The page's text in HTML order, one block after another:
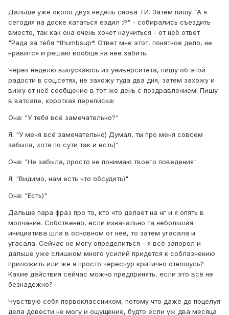
Дальше уже около двух недель снова ТИ. Затем пишу "А я
сегодня на доске кататься ездил :P" - собирались съездить
вместе, так как она очень хочет научиться - от неё ответ
"Рада за тебя *thumbsup*. Ответ мне этот, понятное дело, не
нравится и решаю вообще на неё забить.
Через неделю выпускаюсь из университета, пишу об этой
радости в соц.сетях, не захожу туда два дня, затем захожу и
вижу от неё сообщение в тот же день с поздравлением. Пишу
в ватсапе, короткая переписка:
Она: "У тебя всё замечательно?"
Я: "У меня всё замечательно) Думал, ты про меня совсем
забыла, хотя по сути так и есть)"
Она: "Не забыла, просто не понимаю твоего поведения"
Я: "Видимо, нам есть что обсудить)"
Она: "Есть)"
Дальше пара фраз про то, кто что делает на нг и я опять в
молчание. Собственно, если изначально та небольшая
инициатива шла в основном от неё, то затем угасала и
угасала. Сейчас не могу определиться - я всё запорол и
дальше уже слишком много усилий придется к соблазнению
приложить или же я просто чересчур критично отношусь?
Какие действия сейчас можно предпринять, если это всё не
безнадежно?
Чувствую себя первоклассником, потому что даже до поцелуя
дела довести не могу и ощущение, будто если уж два месяца